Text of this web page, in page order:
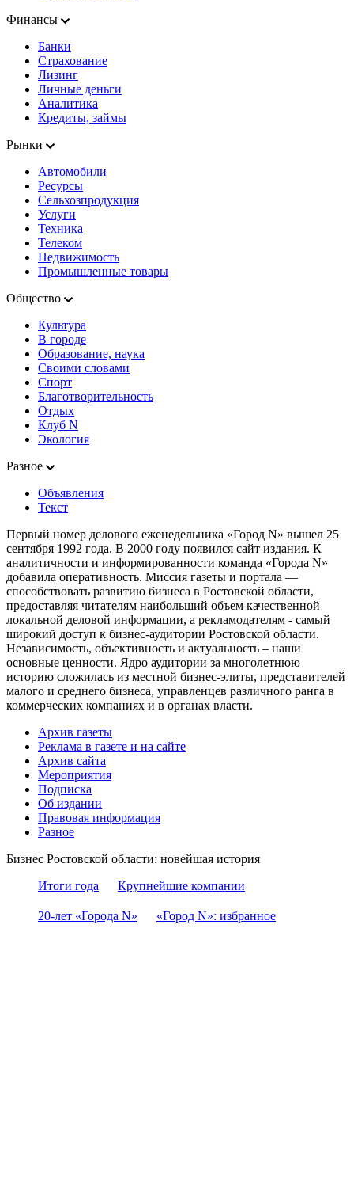
Финансы
Банки
Страхование
Лизинг
Личные деньги
Аналитика
Кредиты, займы
Рынки
Автомобили
Ресурсы
Сельхозпродукция
Услуги
Техника
Телеком
Недвижимость
Промышленные товары
Общество
Культура
В городе
Образование, наука
Своими словами
Спорт
Благотворительность
Отдых
Клуб N
Экология
Разное
Объявления
Текст
Первый номер делового еженедельника «Город N» вышел 25
сентября 1992 года. В 2000 году появился сайт издания. К
аналитичности и информированности команда «Города N»
добавила оперативность. Миссия газеты и портала —
способствовать развитию бизнеса в Ростовской области,
предоставляя читателям наибольший объем качественной
локальной деловой информации, а рекламодателям - самый
широкий доступ к бизнес-аудитории Ростовской области.
Независимость, объективность и актуальность – наши
основные ценности. Ядро аудитории за многолетнюю
историю сложилась из местной бизнес-элиты, представителей
малого и среднего бизнеса, управленцев различного ранга в
коммерческих компаниях и в органах власти.
Архив газеты
Реклама в газете и на сайте
Архив сайта
Мероприятия
Подписка
Об издании
Правовая информация
Разное
Бизнес Ростовской области: новейшая история
Итоги года
Крупнейшие компании
20-лет «Города N» «Город N»: избранное